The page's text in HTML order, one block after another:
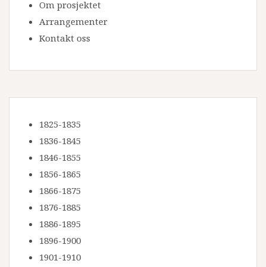
Om prosjektet
Arrangementer
Kontakt oss
1825-1835
1836-1845
1846-1855
1856-1865
1866-1875
1876-1885
1886-1895
1896-1900
1901-1910